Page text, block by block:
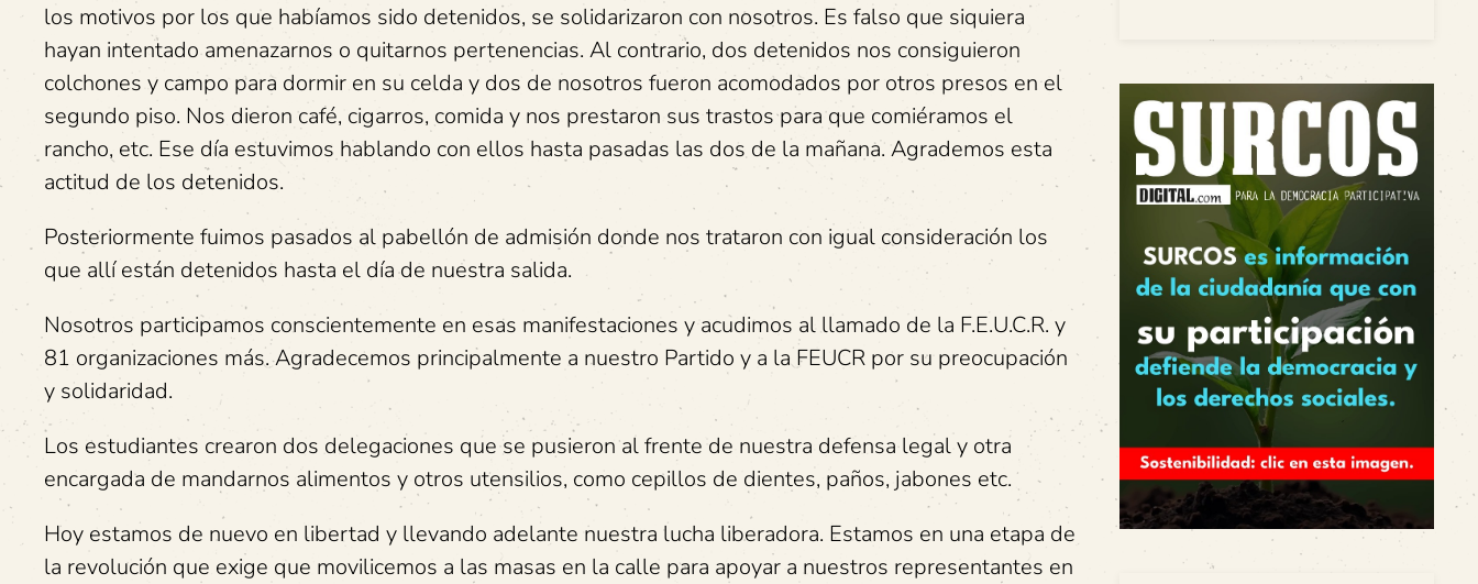
los motivos por los que habíamos sido detenidos, se solidarizaron con nosotros. Es falso que siquiera
hayan intentado amenazarnos o quitarnos pertenencias. Al contrario, dos detenidos nos consiguieron
colchones y campo para dormir en su celda y dos de nosotros fueron acomodados por otros presos en el
segundo piso. Nos dieron café, cigarros, comida y nos prestaron sus trastos para que comiéramos el
rancho, etc. Ese día estuvimos hablando con ellos hasta pasadas las dos de la mañana. Agrademos esta
actitud de los detenidos.
Posteriormente fuimos pasados al pabellón de admisión donde nos trataron con igual consideración los
que allí están detenidos hasta el día de nuestra salida.
Nosotros participamos conscientemente en esas manifestaciones y acudimos al llamado de la F.E.U.C.R. y
81 organizaciones más. Agradecemos principalmente a nuestro Partido y a la FEUCR por su preocupación
y solidaridad.
Los estudiantes crearon dos delegaciones que se pusieron al frente de nuestra defensa legal y otra
encargada de mandarnos alimentos y otros utensilios, como cepillos de dientes, paños, jabones etc.
Hoy estamos de nuevo en libertad y llevando adelante nuestra lucha liberadora. Estamos en una etapa de
la revolución que exige que movilicemos a las masas en la calle para apoyar a nuestros representantes en